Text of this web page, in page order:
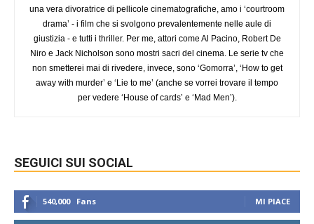
una vera divoratrice di pellicole cinematografiche, amo i ‘courtroom
drama’ - i film che si svolgono prevalentemente nelle aule di
giustizia - e tutti i thriller. Per me, attori come Al Pacino, Robert De
Niro e Jack Nicholson sono mostri sacri del cinema. Le serie tv che
non smetterei mai di rivedere, invece, sono ‘Gomorra’, ‘How to get
away with murder’ e ‘Lie to me’ (anche se vorrei trovare il tempo
per vedere ‘House of cards’ e ‘Mad Men’).
SEGUICI SUI SOCIAL
540,000 Fans MI PIACE